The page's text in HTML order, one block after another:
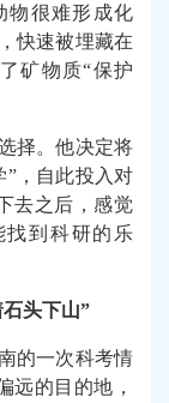
物很难形成化
快速被埋藏在
矿物质“保护
择。他决定将
”，自此投入对
去之后，感觉
找到科研的乐
头下山”
的一次科考情
远的目的地，